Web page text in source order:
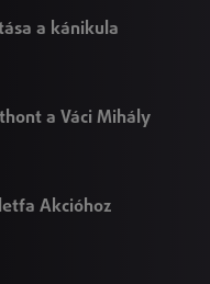
a kánikula
a Váci Mihály
Akcióhoz